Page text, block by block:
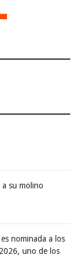
su molino
nominada a los
uno de los